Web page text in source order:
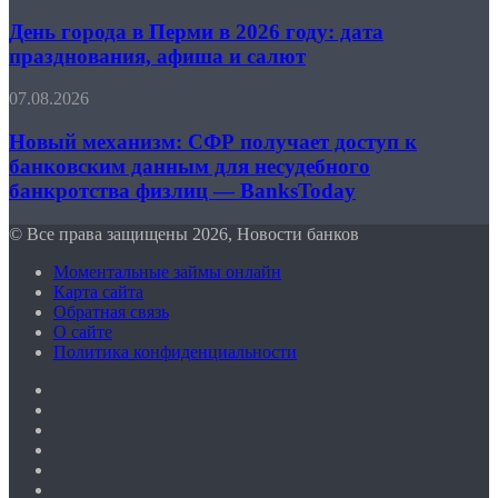
Госуслуги
—
BanksToday
в
Перми
в
году:
празднования,
афиша
и
День города в Перми в 2026 году: дата
празднования, афиша и салют
Новый
СФР
получает
доступ
к
данным
несудебного
банкротства
физлиц
BanksToday
07.08.2026
Новый механизм: СФР получает доступ к
банковским данным для несудебного
банкротства физлиц — BanksToday
© Все права защищены 2026, Новости банков
Моментальные займы онлайн
Карта сайта
Обратная связь
О сайте
Политика конфиденциальности